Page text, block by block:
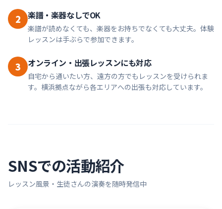
2 楽譜・楽器なしでOK
楽譜が読めなくても、楽器をお持ちでなくても大丈夫。体験
レッスンは手ぶらで参加できます。
3 オンライン・出張レッスンにも対応
自宅から通いたい方、遠方の方でもレッスンを受けられま
す。横浜拠点ながら各エリアへの出張も対応しています。
SNSでの活動紹介
レッスン風景・生徒さんの演奏を随時発信中